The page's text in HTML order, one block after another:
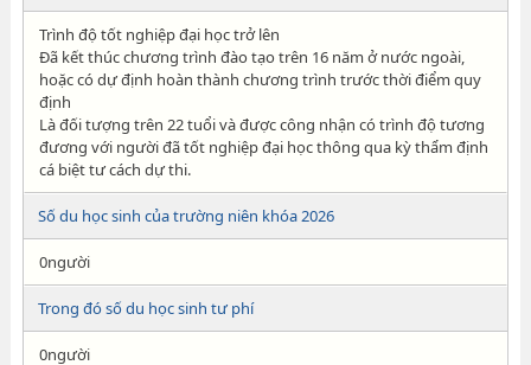
Trình độ tốt nghiệp đại học trở lên
Đã kết thúc chương trình đào tạo trên 16 năm ở nước ngoài,
hoặc có dự định hoàn thành chương trình trước thời điểm quy
định
Là đối tượng trên 22 tuổi và được công nhận có trình độ tương
đương với người đã tốt nghiệp đại học thông qua kỳ thẩm định
cá biệt tư cách dự thi.
Số du học sinh của trường niên khóa 2026
0người
Trong đó số du học sinh tư phí
0người